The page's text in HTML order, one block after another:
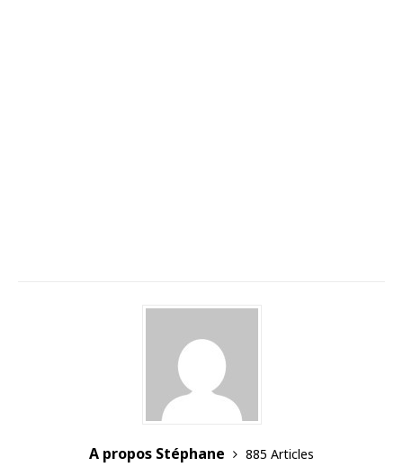
A propos Stéphane
885 Articles